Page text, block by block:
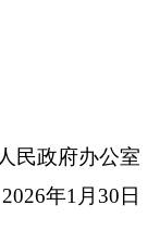
民政府办公室
2026年1月30日